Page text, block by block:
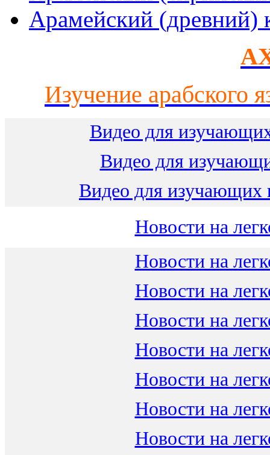
Арамейский (древний)
Изучение арабского
Видео для
Видео для
Видео для изучающих
Новости на
Новости на
Новости на
Новости на
Новости на
Новости на
Новости на
Новости на